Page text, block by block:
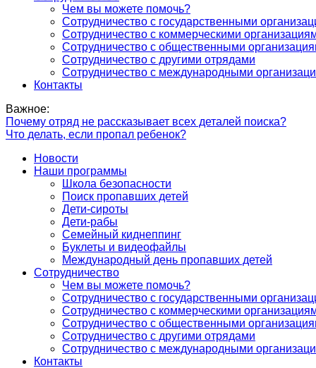
Чем вы можете помочь?
Сотрудничество с государственными
Сотрудничество с коммерческими
Сотрудничество с общественными
Сотрудничество с другими отрядами
Сотрудничество с международными
Контакты
Важное:
Почему отряд не рассказывает всех деталей поиска?
Что делать, если пропал ребенок?
Новости
Наши программы
Школа безопасности
Поиск пропавших детей
Дети-сироты
Дети-рабы
Семейный киднеппинг
Буклеты и видеофайлы
Международный день пропавших детей
Сотрудничество
Чем вы можете помочь?
Сотрудничество с государственными
Сотрудничество с коммерческими
Сотрудничество с общественными
Сотрудничество с другими отрядами
Сотрудничество с международными
Контакты